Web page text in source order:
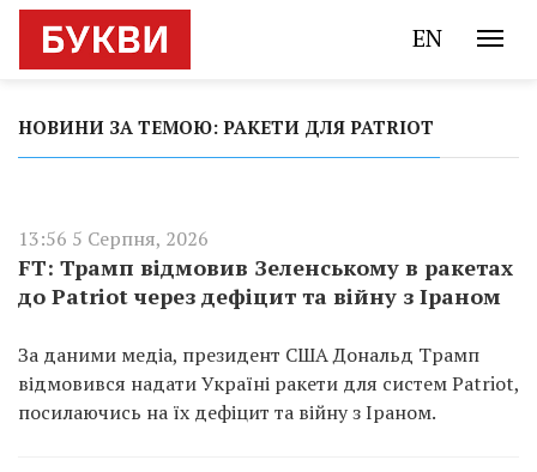
EN
НОВИНИ ЗА ТЕМОЮ: РАКЕТИ ДЛЯ PATRIOT
13:56 5 Серпня, 2026
FT: Трамп відмовив Зеленському в ракетах
до Patriot через дефіцит та війну з Іраном
За даними медіа, президент США Дональд Трамп
відмовився надати Україні ракети для систем Patriot,
посилаючись на їх дефіцит та війну з Іраном.